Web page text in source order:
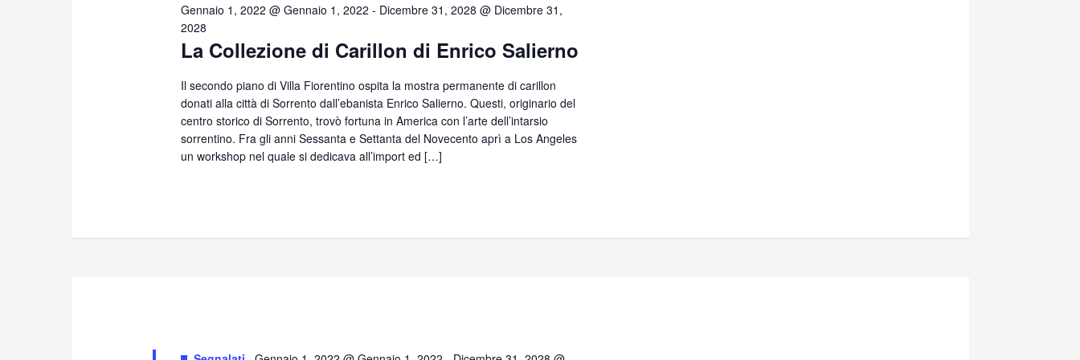
La Collezione di Carillon di Enrico Salierno
Gennaio 1, 2022 @ Gennaio 1, 2022 - Dicembre 31, 2028 @ Dicembre 31,
2028
Il secondo piano di Villa Fiorentino ospita la mostra permanente di carillon
donati alla città di Sorrento dall’ebanista Enrico Salierno. Questi, originario del
centro storico di Sorrento, trovò fortuna in America con l’arte dell’intarsio
sorrentino. Fra gli anni Sessanta e Settanta del Novecento aprì a Los Angeles
un workshop nel quale si dedicava all’import ed […]